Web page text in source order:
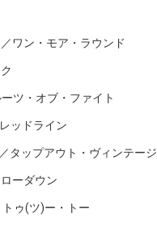
／ワン・モア・ラウンド
ツ・オブ・ファイト
ッドライン
タップアウト・ヴィンテージ
ーダウン
ゥ(ツ)ー・トー